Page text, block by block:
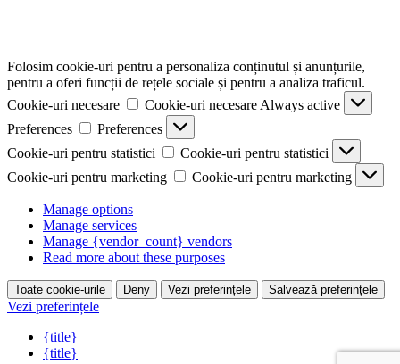
Folosim cookie-uri pentru a personaliza conținutul și anunțurile,
pentru a oferi funcții de rețele sociale și pentru a analiza traficul.
Cookie-uri necesare
Cookie-uri necesare Always active
Preferences
Preferences
Cookie-uri pentru statistici
Cookie-uri pentru statistici
Cookie-uri pentru marketing
Cookie-uri pentru marketing
Manage options
Manage services
Manage {vendor_count} vendors
Read more about these purposes
Toate cookie-urile Deny Vezi preferințele Salvează preferințele
Vezi preferințele
{title}
{title}